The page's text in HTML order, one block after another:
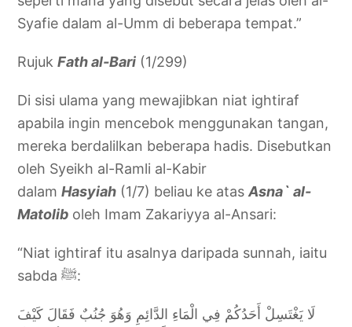
Syafie dalam al-Umm di beberapa tempat.”
RujukFath al-Bari (1/299)
Di sisi ulama yang mewajibkan niat ightiraf
apabila ingin mencebok menggunakan tangan,
mereka berdalilkan beberapa hadis. Disebutkan
oleh Syeikh al-Ramli al-Kabir
dalamHasyiah (1/7) beliau ke atasAsna` al-
Matolib oleh Imam Zakariyya al-Ansari:
“Niat ightiraf itu asalnya daripada sunnah, iaitu
sabda ﷺ:
لَا يَغْتَسِلْ أَحَدُكُمْ فِي الْمَاءِ الدَّائِمِ وَهُوَ جُنُبٌ فَقَالَ كَيْفَ